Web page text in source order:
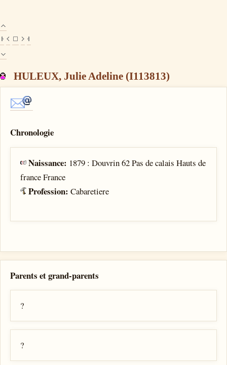
HULEUX, Julie Adeline (I113813)
Chronologie
Naissance: 1879 : Douvrin 62 Pas de calais Hauts de
france France
Profession:Cabaretiere
Parents et grand-parents
?
?